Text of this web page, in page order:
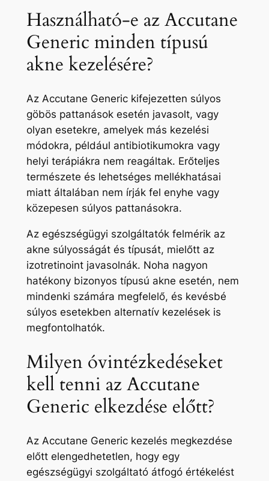
Használható-e az Accutane
Generic minden típusú
akne kezelésére?
Az Accutane Generic kifejezetten súlyos
göbös pattanások esetén javasolt, vagy
olyan esetekre, amelyek más kezelési
módokra, például antibiotikumokra vagy
helyi terápiákra nem reagáltak. Erőteljes
természete és lehetséges mellékhatásai
miatt általában nem írják fel enyhe vagy
közepesen súlyos pattanásokra.
Az egészségügyi szolgáltatók felmérik az
akne súlyosságát és típusát, mielőtt az
izotretinoint javasolnák. Noha nagyon
hatékony bizonyos típusú akne esetén, nem
mindenki számára megfelelő, és kevésbé
súlyos esetekben alternatív kezelések is
megfontolhatók.
Milyen óvintézkedéseket
kell tenni az Accutane
Generic elkezdése előtt?
Az Accutane Generic kezelés megkezdése
előtt elengedhetetlen, hogy egy
egészségügyi szolgáltató átfogó értékelést